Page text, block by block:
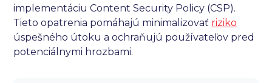
implementáciu Content Security Policy (CSP).
Tieto opatrenia pomáhajú minimalizovať riziko
úspešného útoku a ochraňujú používateľov pred
potenciálnymi hrozbami.